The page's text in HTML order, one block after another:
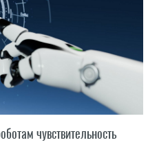
чувствительность